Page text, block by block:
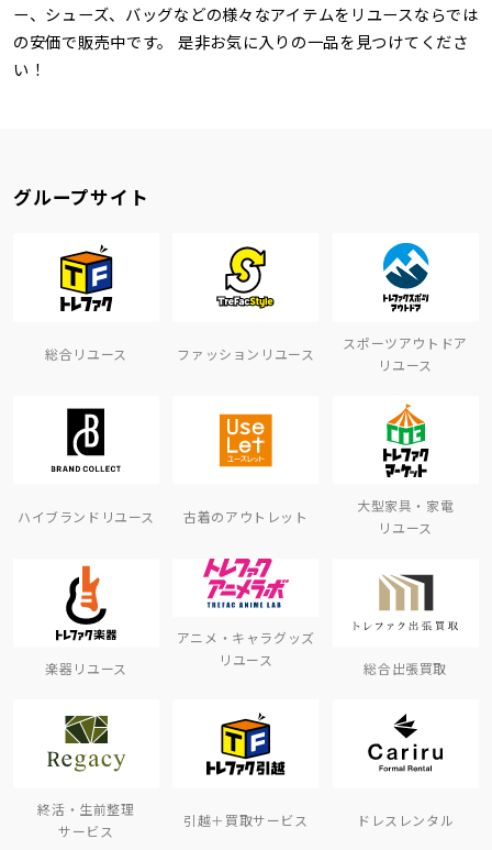
ー、シューズ、バッグなどの様々なアイテムをリユースならでは
の安価で販売中です。 是非お気に入りの一品を見つけてくださ
い！
グループサイト
総合リユース ファッションリユース
スポーツアウトドア
リユース
ハイブランドリユース 古着のアウトレット
大型家具・家電
リユース
楽器リユース
アニメ・キャラグッズ
リユース
総合出張買取
終活・生前整理
サービス
引越＋買取サービス ドレスレンタル